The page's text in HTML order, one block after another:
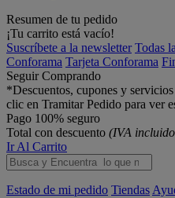
Resumen de tu pedido
¡Tu carrito está vacío!
Suscríbete a la newsletter Todas
Conforama Tarjeta Conforama
Seguir Comprando
*Descuentos, cupones y
clic en Tramitar Pedido para ver
Pago 100% seguro
Total con descuento (IVA
Ir Al Carrito
Estado de mi pedido Tiendas